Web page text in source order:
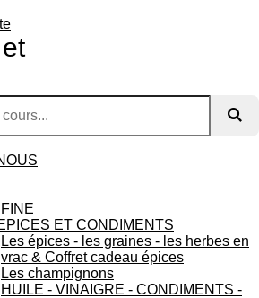
etloulette
ET CONDIMENTS
Les épices - les graines - les herbes en
vrac & Coffret cadeau épices
Les champignons
HUILE - VINAIGRE - CONDIMENTS -